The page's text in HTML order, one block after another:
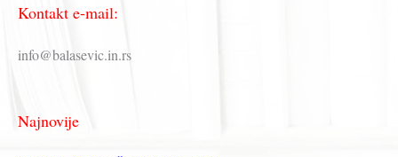
т
а
Kontakt e-mail:
info@balasevic.in.rs
Najnovije